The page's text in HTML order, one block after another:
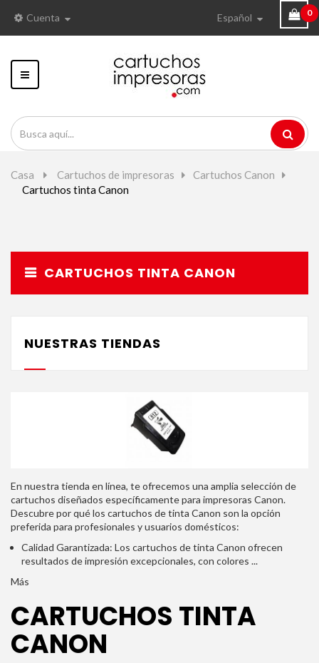
0
Español
Cuenta
Navegación
Toggle
Casa > Cartuchos de impresoras >
Cartuchos Canon
Cartuchos tinta Canon
CARTUCHOS TINTA CANON
NUESTRAS TIENDAS
En nuestra tienda en línea, te ofrecemos una amplia selección de
cartuchos diseñados específicamente para impresoras Canon.
Descubre por qué los cartuchos de tinta Canon son la opción
preferida para profesionales y usuarios domésticos:
Calidad Garantizada: Los cartuchos de tinta Canon ofrecen
resultados de impresión excepcionales, con colores ...
Más
CARTUCHOS TINTA
CANON